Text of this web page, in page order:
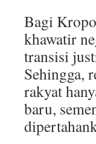
Bagi
khawatir
transisi
Sehingga,
rakyat
baru,